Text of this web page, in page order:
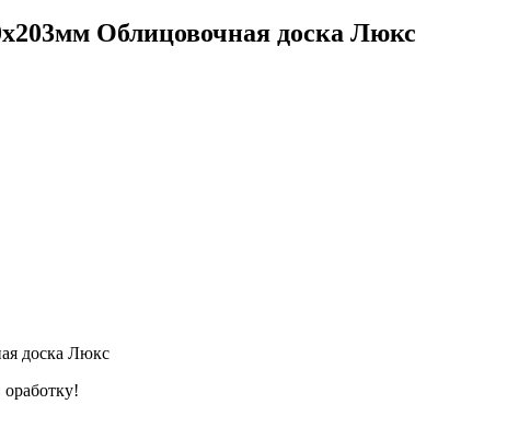
Облицовочная доска Люкс
доска Люкс